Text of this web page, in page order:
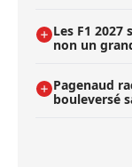
Les F1 2027
non un
Pagenaud
bouleversé